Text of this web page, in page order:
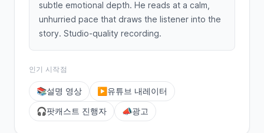
subtle emotional depth. He reads at a calm,
unhurried pace that draws the listener into the
story. Studio-quality recording.
인기 시작점
📚설명 영상 ▶️ 유튜브 내레이터
🎧팟캐스트 진행자 📣광고